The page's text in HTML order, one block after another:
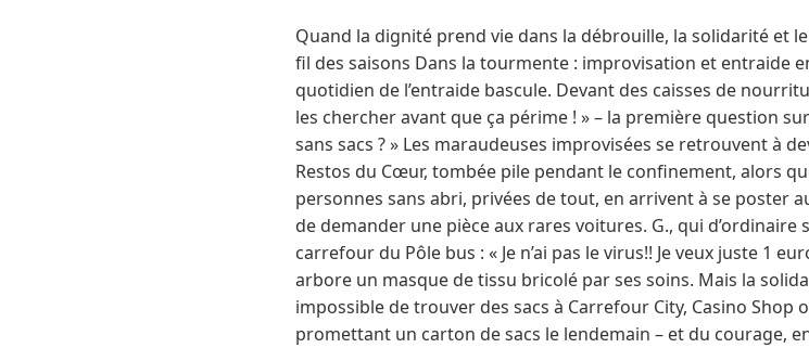
Quand la dignité prend vie dans la débrouille, la solidarité et
fil des saisons Dans la tourmente : improvisation et entraide
quotidien de l’entraide bascule. Devant des caisses de
les chercher avant que ça périme ! » – la première question
sans sacs ? » Les maraudeuses improvisées se retrouvent à
Restos du Cœur, tombée pile pendant le confinement, alors
personnes sans abri, privées de tout, en arrivent à se poster
de demander une pièce aux rares voitures. G., qui
carrefour du Pôle bus : « Je n’ai pas le virus!! Je veux juste 1
arbore un masque de tissu bricolé par ses soins. Mais la
impossible de trouver des sacs à Carrefour City, Casino Shop
promettant un carton de sacs le lendemain – et du courage,